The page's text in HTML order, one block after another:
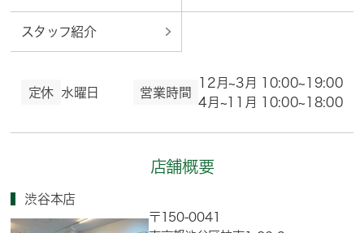
スタッフ紹介
定休 水曜日 営業時間
12月~3月 10:00~19:00
4月~11月 10:00~18:00
店舗概要
渋谷本店
〒150-0041